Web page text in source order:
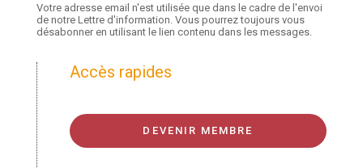
Votre adresse email n'est utilisée que dans le cadre de l'envoi
de notre Lettre d'information. Vous pourrez toujours vous
désabonner en utilisant le lien contenu dans les messages.
Accès rapides
DEVENIR MEMBRE